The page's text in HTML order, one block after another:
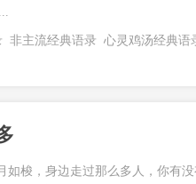
非主流经典语录
心灵鸡汤经典语
如梭，身边走过那么多人，你有没